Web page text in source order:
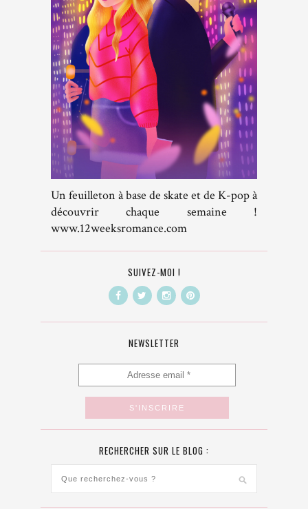
Un feuilleton à base de skate et de K-pop à
découvrir chaque semaine !
www.12weeksromance.com
SUIVEZ-MOI !
NEWSLETTER
RECHERCHER SUR LE BLOG :